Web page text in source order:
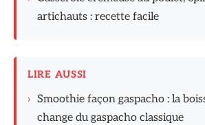
artichauts : recette facile
LIRE AUSSI
› Smoothie façon gaspacho : la
change du gaspacho classique